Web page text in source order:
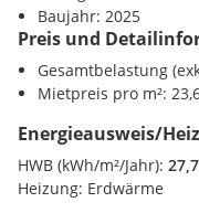
Das Zertifikat in "Gold"
Gebäuden, von der
Bauen (DGNB), ist
Das LeopoldQuartier
zum ersten Wiener
Autobahnanschluss
Sonstige
Bank <1000m
Polizei <1000m
Baujahr: 2025
Preis und
Gesamtbelastung
Mietpreis pro m²:
Energieausweis/
HWB (kWh/m²/Jahr): 27,7
Heizung: Erdwärme